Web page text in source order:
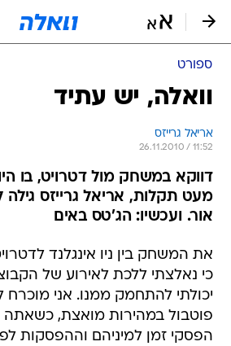
ספורט
וואלה, יש עתיד
אריאל גרייזס
26.11.2010 / 11:52
דווקא במשחק מול דטרויט, בו
מעט תקלות, אריאל גרייזס
אור. ועכשיו: הג'טס באים
את המשחק בין ניו אינגלנד
כי נאלצתי ללכת לאירוע של
יכולתי להתחמק ממנו. אני
פוטבול במהירות מואצת, כשאתה
הפסקי זמן למיניהם וההפסקות